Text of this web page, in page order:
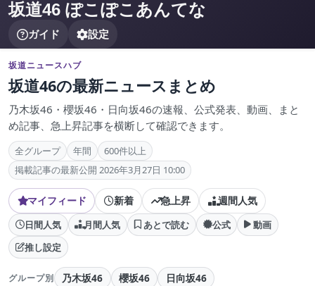
坂道46 ぽこぽこあんてな
ガイド 設定
坂道ニュースハブ
坂道46の最新ニュースまとめ
乃木坂46・櫻坂46・日向坂46の速報、公式発表、動画、まと
め記事、急上昇記事を横断して確認できます。
全グループ 年間
600件以上
掲載記事の最新公開 2026年3月27日 10:00
マイフィード 新着 急上昇 週間人気
日間人気 月間人気 あとで読む 公式
動画
推し設定
グループ別 乃木坂46 櫻坂46 日向坂46